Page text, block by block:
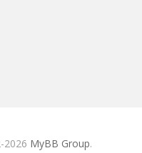
2026 MyBB Group.